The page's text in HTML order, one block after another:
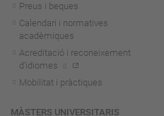
Preus i beques
Calendari i normatives
acadèmiques
Acreditació i reconeixement
d'idiomes
Mobilitat i pràctiques
MÀSTERS UNIVERSITARIS